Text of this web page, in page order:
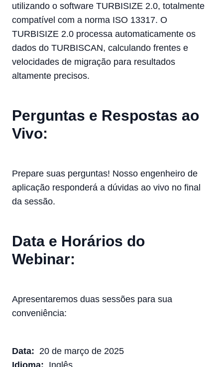
utilizando o software TURBISIZE 2.0, totalmente
compatível com a norma ISO 13317. O
TURBISIZE 2.0 processa automaticamente os
dados do TURBISCAN, calculando frentes e
velocidades de migração para resultados
altamente precisos.
Perguntas e Respostas ao
Vivo:
Prepare suas perguntas! Nosso engenheiro de
aplicação responderá a dúvidas ao vivo no final
da sessão.
Data e Horários do
Webinar:
Apresentaremos duas sessões para sua
conveniência:
Data: 20 de março de 2025
Idioma: Inglês